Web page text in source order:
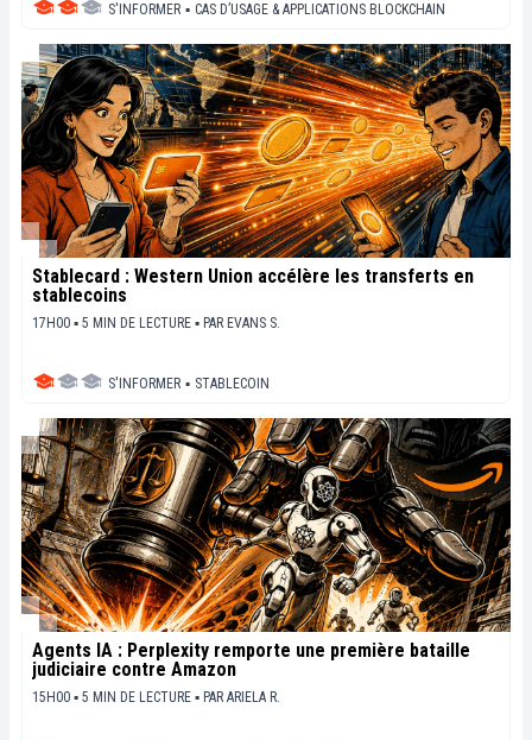
S'INFORMER ▪ CAS D’USAGE & APPLICATIONS BLOCKCHAIN
Stablecard : Western Union accélère les transferts en
stablecoins
17H00 ▪ 5 MIN DE LECTURE ▪ PAR EVANS S.
S'INFORMER ▪ STABLECOIN
Agents IA : Perplexity remporte une première bataille
judiciaire contre Amazon
15H00 ▪ 5 MIN DE LECTURE ▪ PAR ARIELA R.